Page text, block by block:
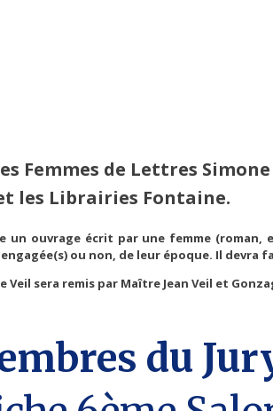
Femmes de Lettres
les Librairies Fontaine.
un ouvrage écrit par une femme
ou non, de leur époque. Il devra
Veil sera remis par Maître Jean Veil et
du